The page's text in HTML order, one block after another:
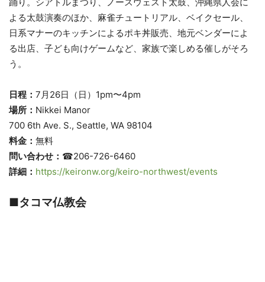
よる太鼓演奏のほか、麻雀チュートリアル、ベイクセール、
日系マナーのキッチンによるポキ丼販売、地元ベンダーによ
る出店、子ども向けゲームなど、家族で楽しめる催しがそろ
う。
日程： 7月26日（日）1pm〜4pm
場所： Nikkei Manor
700 6th Ave. S., Seattle, WA 98104
料金： 無料
問い合わせ： ☎206-726-6460
詳細： https://keironw.org/keiro-northwest/events
■タコマ仏教会